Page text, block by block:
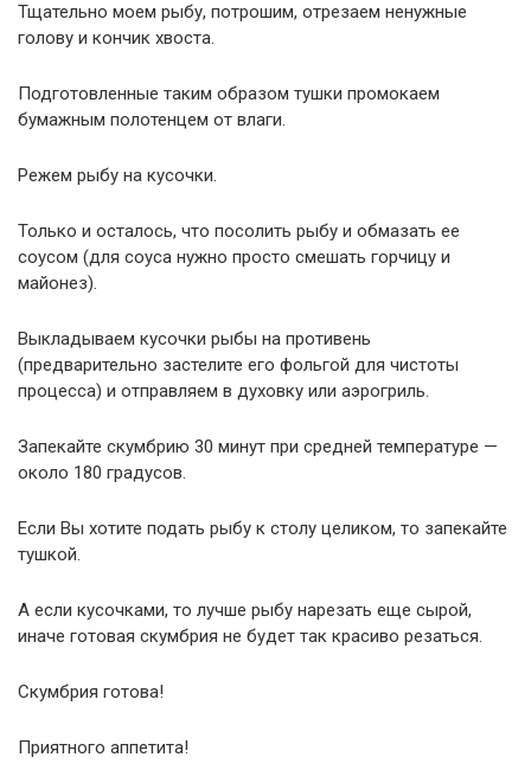
Тщательно моем рыбу, потрошим, отрезаем ненужные
голову и кончик хвоста.
Подготовленные таким образом тушки промокаем
бумажным полотенцем от влаги.
Режем рыбу на кусочки.
Только и осталось, что посолить рыбу и обмазать ее
соусом (для соуса нужно просто смешать горчицу и
майонез).
Выкладываем кусочки рыбы на противень
(предварительно застелите его фольгой для чистоты
процесса) и отправляем в духовку или аэрогриль.
Запекайте скумбрию 30 минут при средней температуре —
около 180 градусов.
Если Вы хотите подать рыбу к столу целиком, то запекайте
тушкой.
А если кусочками, то лучше рыбу нарезать еще сырой,
иначе готовая скумбрия не будет так красиво резаться.
Скумбрия готова!
Приятного аппетита!